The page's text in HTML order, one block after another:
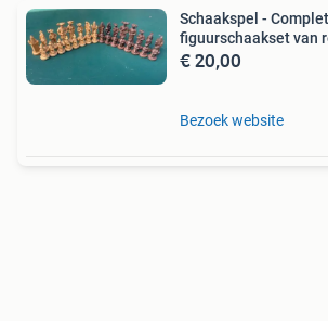
Schaakspel -
figuurschaakset van
€ 20,00
Bezoek website